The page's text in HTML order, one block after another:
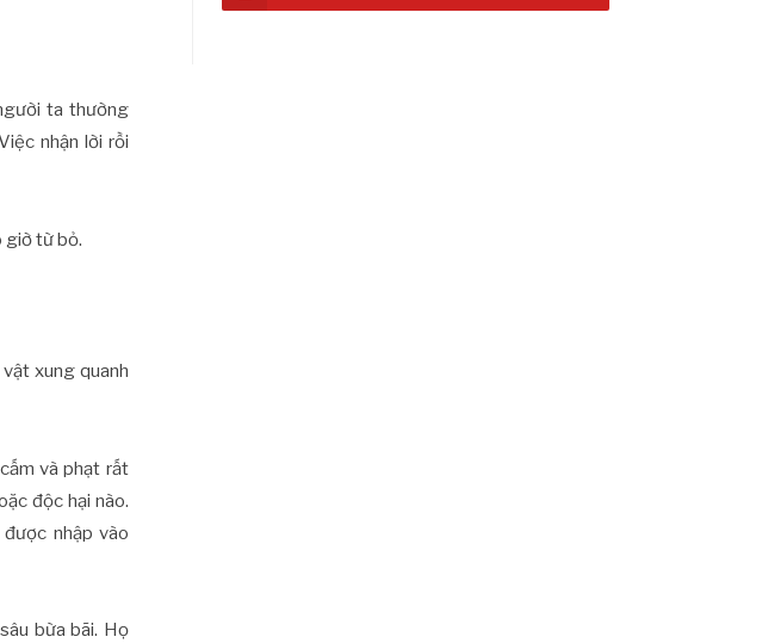
ta thường
nhận lời rồi
giờ từ bỏ.
xung quanh
và phạt rất
độc hại nào.
nhập vào
bừa bãi. Họ